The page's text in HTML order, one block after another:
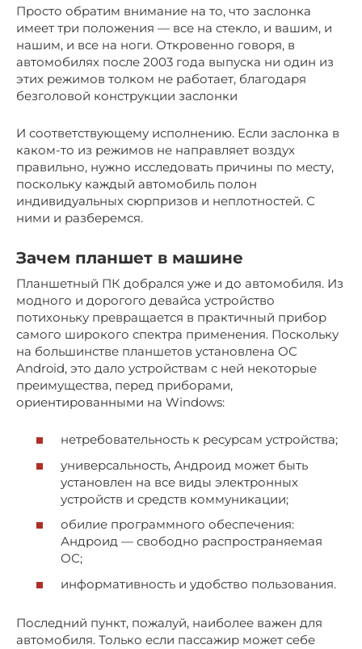
Просто обратим внимание на то, что заслонка
имеет три положения — все на стекло, и вашим, и
нашим, и все на ноги. Откровенно говоря, в
автомобилях после 2003 года выпуска ни один из
этих режимов толком не работает, благодаря
безголовой конструкции заслонки
И соответствующему исполнению. Если заслонка в
каком-то из режимов не направляет воздух
правильно, нужно исследовать причины по месту,
поскольку каждый автомобиль полон
индивидуальных сюрпризов и неплотностей. С
ними и разберемся.
Зачем планшет в машине
Планшетный ПК добрался уже и до автомобиля. Из
модного и дорогого девайса устройство
потихоньку превращается в практичный прибор
самого широкого спектра применения. Поскольку
на большинстве планшетов установлена ОС
Android, это дало устройствам с ней некоторые
преимущества, перед приборами,
ориентированными на Windows:
нетребовательность к ресурсам устройства;
универсальность, Андроид может быть
установлен на все виды электронных
устройств и средств коммуникации;
обилие программного обеспечения:
Андроид — свободно распространяемая
ОС;
информативность и удобство пользования.
Последний пункт, пожалуй, наиболее важен для
автомобиля. Только если пассажир может себе